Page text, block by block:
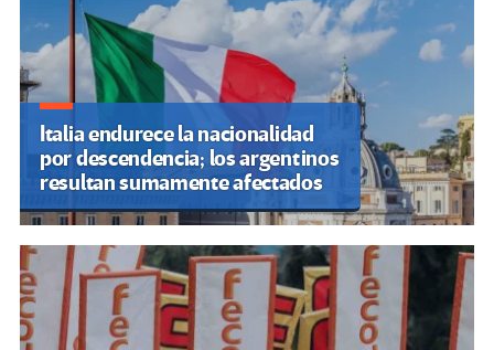
Italia endurece la nacionalidad
por descendencia; los argentinos
resultan sumamente afectados